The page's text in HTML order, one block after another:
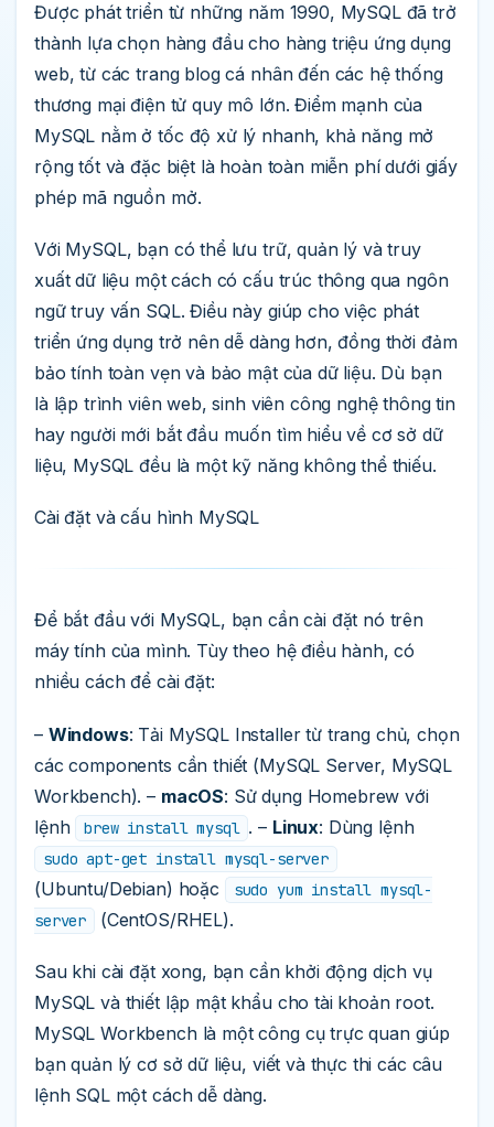
Được phát triển từ những năm 1990, MySQL đã trở
thành lựa chọn hàng đầu cho hàng triệu ứng dụng
web, từ các trang blog cá nhân đến các hệ thống
thương mại điện tử quy mô lớn. Điểm mạnh của
MySQL nằm ở tốc độ xử lý nhanh, khả năng mở
rộng tốt và đặc biệt là hoàn toàn miễn phí dưới giấy
phép mã nguồn mở.
Với MySQL, bạn có thể lưu trữ, quản lý và truy
xuất dữ liệu một cách có cấu trúc thông qua ngôn
ngữ truy vấn SQL. Điều này giúp cho việc phát
triển ứng dụng trở nên dễ dàng hơn, đồng thời đảm
bảo tính toàn vẹn và bảo mật của dữ liệu. Dù bạn
là lập trình viên web, sinh viên công nghệ thông tin
hay người mới bắt đầu muốn tìm hiểu về cơ sở dữ
liệu, MySQL đều là một kỹ năng không thể thiếu.
Cài đặt và cấu hình MySQL
Để bắt đầu với MySQL, bạn cần cài đặt nó trên
máy tính của mình. Tùy theo hệ điều hành, có
nhiều cách để cài đặt:
– Windows: Tải MySQL Installer từ trang chủ, chọn
các components cần thiết (MySQL Server, MySQL
Workbench). – macOS: Sử dụng Homebrew với
lệnh
brew install mysql . – Linux: Dùng lệnh
sudo apt-get install mysql-server
(Ubuntu/Debian) hoặc
sudo yum install mysql-
server
(CentOS/RHEL).
Sau khi cài đặt xong, bạn cần khởi động dịch vụ
MySQL và thiết lập mật khẩu cho tài khoản root.
MySQL Workbench là một công cụ trực quan giúp
bạn quản lý cơ sở dữ liệu, viết và thực thi các câu
lệnh SQL một cách dễ dàng.